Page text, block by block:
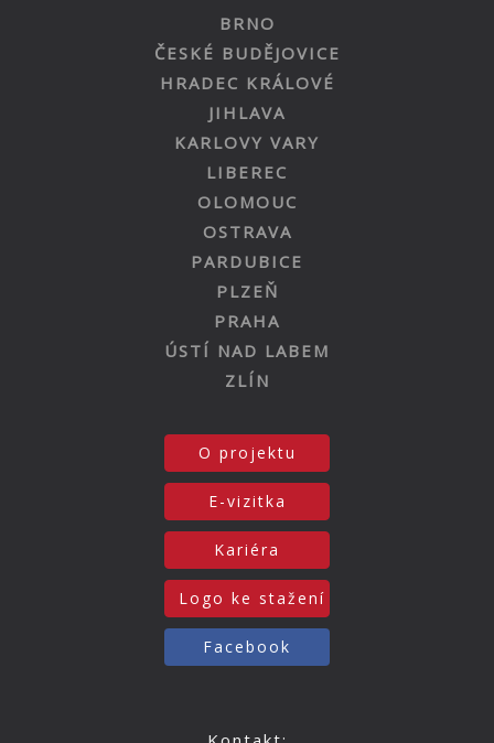
BRNO
ČESKÉ BUDĚJOVICE
HRADEC KRÁLOVÉ
JIHLAVA
KARLOVY VARY
LIBEREC
OLOMOUC
OSTRAVA
PARDUBICE
PLZEŇ
PRAHA
ÚSTÍ NAD LABEM
ZLÍN
O projektu
E-vizitka
Kariéra
Logo ke stažení
Facebook